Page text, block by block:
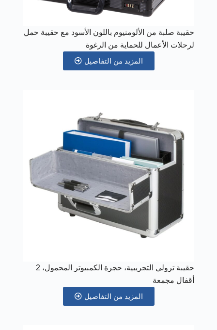
حقيبة صلبة من الألومنيوم باللون الأسود مع حقيبة حمل
لرحلات الأعمال للحماية من الرغوة
المزيد من التفاصيل
حقيبة ترولي التجريبية، حجرة الكمبيوتر المحمول، 2
أقفال مجمعة
المزيد من التفاصيل